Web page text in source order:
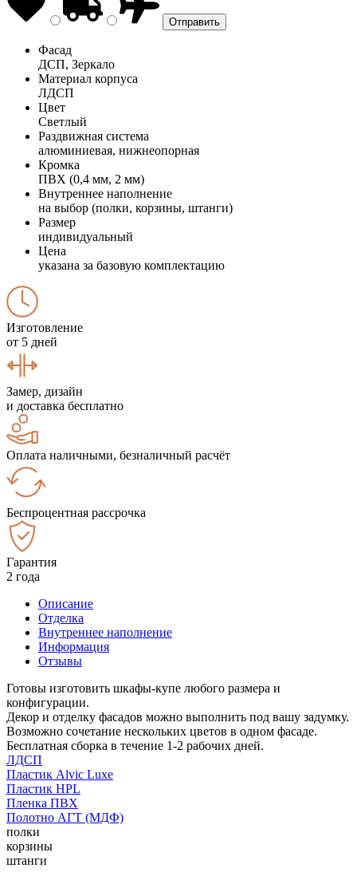
Фасад
ДСП, Зеркало
Материал корпуса
ЛДСП
Цвет
Светлый
Раздвижная система
алюминиевая, нижнеопорная
Кромка
ПВХ (0,4 мм, 2 мм)
Внутреннее наполнение
на выбор (полки, корзины, штанги)
Размер
индивидуальный
Цена
указана за базовую комплектацию
Изготовление
от 5 дней
Замер, дизайн
и доставка бесплатно
Оплата наличными, безналичный расчёт
Беспроцентная рассрочка
Гарантия
2 года
Описание
Отделка
Внутреннее наполнение
Информация
Отзывы
Готовы изготовить шкафы-купе любого размера и
конфигурации.
Декор и отделку фасадов можно выполнить под вашу задумку.
Возможно сочетание нескольких цветов в одном фасаде.
Бесплатная сборка в течение 1-2 рабочих дней.
ЛДСП
Пластик Alvic Luxe
Пластик HPL
Пленка ПВХ
Полотно АГТ (МДФ)
полки
корзины
штанги